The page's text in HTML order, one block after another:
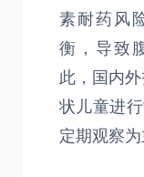
素耐药风
衡，导致
此，国内
状儿童进
定期观察为